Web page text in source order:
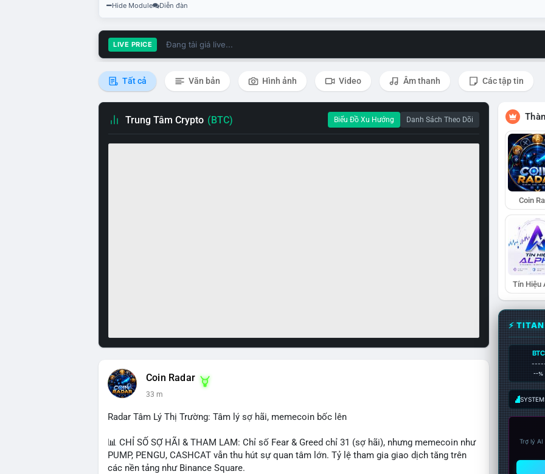
Hide Module Diễn đàn
LIVE PRICE Đang tải giá live...
Tất cả Văn bản Hình ảnh Video Âm thanh Các tập tin
Trung Tâm Crypto (BTC) Biểu Đồ Xu Hướng Danh Sách Theo Dõi
Coin Radar
33 m
Radar Tâm Lý Thị Trường: Tâm lý sợ hãi, memecoin bốc lên
📊 CHỈ SỐ SỢ HÃI & THAM LAM: Chỉ số Fear & Greed chỉ 31 (sợ hãi), nhưng memecoin như
PUMP, PENGU, CASHCAT vẫn thu hút sự quan tâm lớn. Tỷ lệ tham gia giao dịch tăng trên
các nền tảng như Binance Square.
Coin
Tín Hiệu
⚡
BTC
--%
Trợ lý